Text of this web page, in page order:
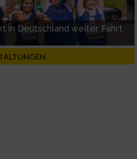
in Deutschland weiter Fahrt